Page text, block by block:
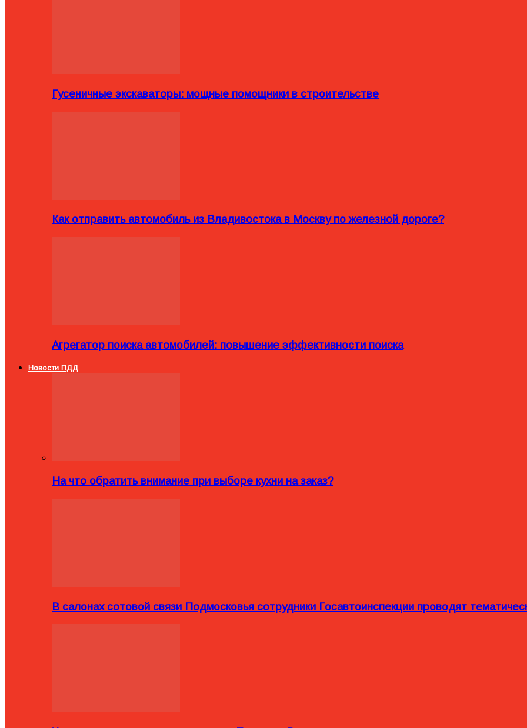
Гусеничные экскаваторы: мощные помощники в строительстве
Как отправить автомобиль из Владивостока в Москву по железной дороге?
Агрегатор поиска автомобилей: повышение эффективности поиска
Новости ПДД
На что обратить внимание при выборе кухни на заказ?
В салонах сотовой связи Подмосковья сотрудники Госавтоинспекции проводят